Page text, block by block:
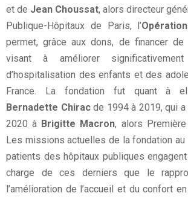
et de Jean Choussat, alors directeur
Publique-Hôpitaux de Paris, l’
permet, grâce aux dons, de financer de
visant à améliorer
d’hospitalisation des enfants et des
France. La fondation fut quant à
Bernadette Chiracde 1994 à 2019, qui
2020 à Brigitte Macron, alors
Les missions actuelles de la fondation au
patients des hôpitaux publiques
charge de ces derniers que le
l’amélioration de l’accueil et du confort